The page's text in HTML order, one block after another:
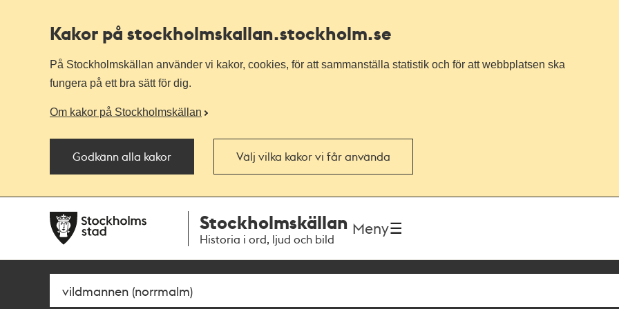
Kakor på stockholmskallan.stockholm.se
På Stockholmskällan använder vi kakor, cookies, för att sammanställa statistik och för att webbplatsen ska
fungera på ett bra sätt för dig.
Om kakor på Stockholmskällan
Godkänn alla kakor Välj vilka kakor vi får använda
navigationen
huvudinnehållet
Stockholmskällan
Historia i ord, ljud och bild
Meny
Sök